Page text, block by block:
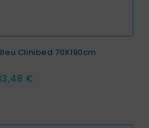
Clinibed 70X190cm
€